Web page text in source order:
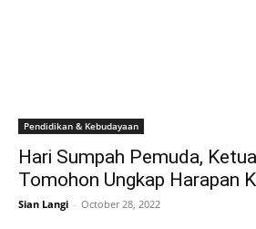
Pendidikan & Kebudayaan
Hari Sumpah Pemuda,
Tomohon Ungkap Harapan
Sian Langi - October 28, 2022